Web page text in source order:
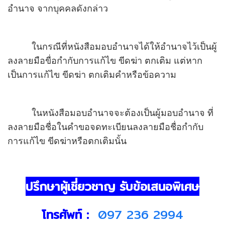
อำนาจ จากบุคคลดังกล่าว
ในกรณีที่หนังสือมอบอำนาจได้ให้อำนาจไว้เป็นผู้
ลงลายมือขื่อกำกับการแก้ไข ขีดฆ่า ตกเติม แต่หาก
เป็นการแก้ไข ขีดฆ่า ตกเติมคำหรือข้อความ
ในหนังสือมอบอำนาจจะต้องเป็นผู้มอบอำนาจ ที่
ลงลายมือชื่อในคำขอจดทะเบียนลงลายมือชื่อกำกับ
การแก้ไข ขีดฆ่าหรือตกเติมนั้น
ปรึกษาผู้เชี่ยวชาญ รับข้อเสนอพิเศษ
โทรศัพท์ : 097 236 2994